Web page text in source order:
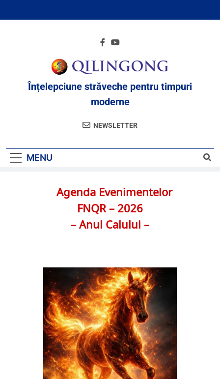
Înțelepciune străveche pentru timpuri
moderne
NEWSLETTER
MENU
Agenda Evenimentelor
FNQR – 2026
– Anul Calului –